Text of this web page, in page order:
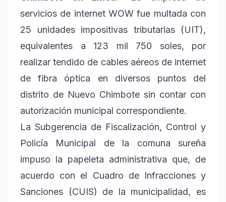
servicios de internet WOW fue multada con
25 unidades impositivas tributarias (UIT),
equivalentes a 123 mil 750 soles, por
realizar tendido de cables aéreos de internet
de fibra óptica en diversos puntos del
distrito de Nuevo Chimbote sin contar con
autorización municipal correspondiente.
La Subgerencia de Fiscalización, Control y
Policía Municipal de la comuna sureña
impuso la papeleta administrativa que, de
acuerdo con el Cuadro de Infracciones y
Sanciones (CUIS) de la municipalidad, es